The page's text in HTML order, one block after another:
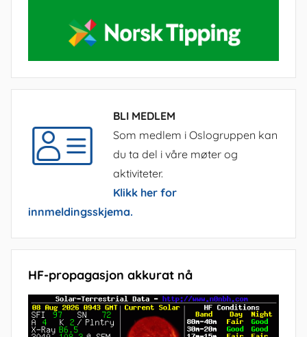
BLI MEDLEM
Som medlem i Oslogruppen kan
du ta del i våre møter og
aktiviteter.
Klikk her for
innmeldingsskjema.
HF-propagasjon akkurat nå